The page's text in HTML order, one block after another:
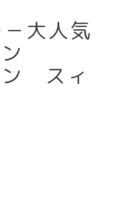
大人気
ン スィ